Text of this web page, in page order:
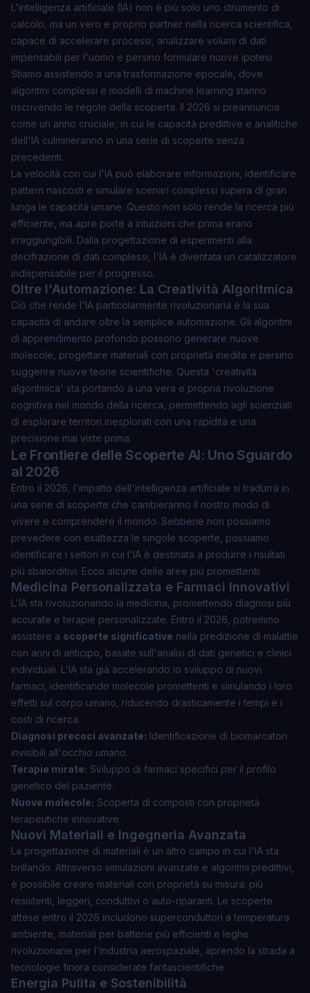
L'intelligenza artificiale (IA) non è più solo uno strumento di
calcolo, ma un vero e proprio partner nella ricerca scientifica,
capace di accelerare processi, analizzare volumi di dati
impensabili per l'uomo e persino formulare nuove ipotesi.
Stiamo assistendo a una trasformazione epocale, dove
algoritmi complessi e modelli di machine learning stanno
riscrivendo le regole della scoperta. Il 2026 si preannuncia
come un anno cruciale, in cui le capacità predittive e analitiche
dell'IA culmineranno in una serie di scoperte senza
precedenti.
La velocità con cui l'IA può elaborare informazioni, identificare
pattern nascosti e simulare scenari complessi supera di gran
lunga le capacità umane. Questo non solo rende la ricerca più
efficiente, ma apre porte a intuizioni che prima erano
irraggiungibili. Dalla progettazione di esperimenti alla
decifrazione di dati complessi, l'IA è diventata un catalizzatore
indispensabile per il progresso.
Oltre l'Automazione: La Creatività Algoritmica
Ciò che rende l'IA particolarmente rivoluzionaria è la sua
capacità di andare oltre la semplice automazione. Gli algoritmi
di apprendimento profondo possono generare nuove
molecole, progettare materiali con proprietà inedite e persino
suggerire nuove teorie scientifiche. Questa 'creatività
algoritmica' sta portando a una vera e propria rivoluzione
cognitiva nel mondo della ricerca, permettendo agli scienziati
di esplorare territori inesplorati con una rapidità e una
precisione mai viste prima.
Le Frontiere delle Scoperte AI: Uno Sguardo
al 2026
Entro il 2026, l'impatto dell'intelligenza artificiale si tradurrà in
una serie di scoperte che cambieranno il nostro modo di
vivere e comprendere il mondo. Sebbene non possiamo
prevedere con esattezza le singole scoperte, possiamo
identificare i settori in cui l'IA è destinata a produrre i risultati
più sbalorditivi. Ecco alcune delle aree più promettenti:
Medicina Personalizzata e Farmaci Innovativi
L'IA sta rivoluzionando la medicina, promettendo diagnosi più
accurate e terapie personalizzate. Entro il 2026, potremmo
assistere a scoperte significative nella predizione di malattie
con anni di anticipo, basate sull'analisi di dati genetici e clinici
individuali. L'IA sta già accelerando lo sviluppo di nuovi
farmaci, identificando molecole promettenti e simulando i loro
effetti sul corpo umano, riducendo drasticamente i tempi e i
costi di ricerca.
Diagnosi precoci avanzate: Identificazione di biomarcatori
invisibili all'occhio umano.
Terapie mirate: Sviluppo di farmaci specifici per il profilo
genetico del paziente.
Nuove molecole: Scoperta di composti con proprietà
terapeutiche innovative.
Nuovi Materiali e Ingegneria Avanzata
La progettazione di materiali è un altro campo in cui l'IA sta
brillando. Attraverso simulazioni avanzate e algoritmi predittivi,
è possibile creare materiali con proprietà su misura: più
resistenti, leggeri, conduttivi o auto-riparanti. Le scoperte
attese entro il 2026 includono superconduttori a temperatura
ambiente , materiali per batterie più efficienti e leghe
rivoluzionarie per l'industria aerospaziale, aprendo la strada a
tecnologie finora considerate fantascientifiche.
Energia Pulita e Sostenibilità